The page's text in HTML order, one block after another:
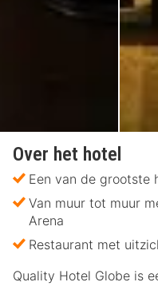
Over het hotel
Een van de grootste
Van muur tot muur
Arena
Restaurant met
Quality Hotel Globe is